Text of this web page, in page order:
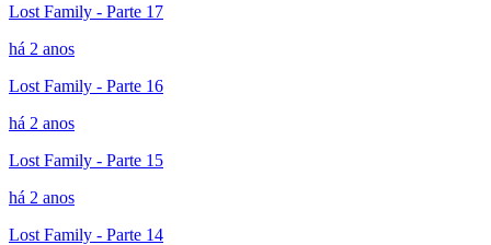
Lost Family - Parte 17
há 2 anos
Lost Family - Parte 16
há 2 anos
Lost Family - Parte 15
há 2 anos
Lost Family - Parte 14